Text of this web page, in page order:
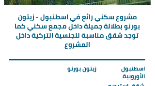
مشروع سكني رائع في اسطنبول - زيتون
بورنو بطلالة جميلة داخل مجمع سكني كما
توجد شقق مناسبة للجنسية التركية داخل
المشروع
زيتون بورنو اسطنبول
الأوروبية